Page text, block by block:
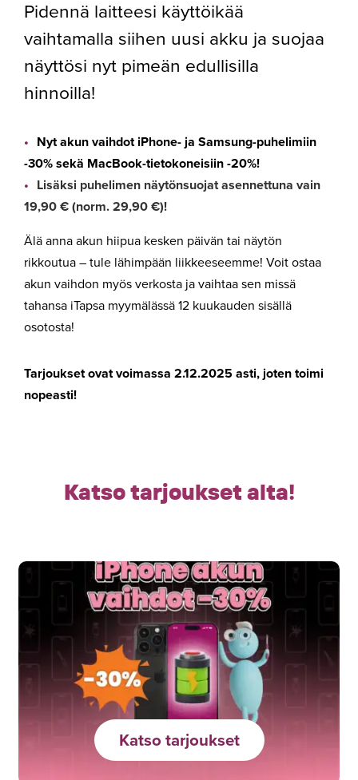
Pidennä laitteesi käyttöikää
vaihtamalla siihen uusi akku ja suojaa
näyttösi nyt pimeän edullisilla
hinnoilla!
Nyt akun vaihdot iPhone- ja Samsung-puhelimiin
-30% sekä MacBook-tietokoneisiin -20%!
Lisäksi puhelimen näytönsuojat asennettuna vain
19,90 € (norm. 29,90 €)!
Älä anna akun hiipua kesken päivän tai näytön
rikkoutua – tule lähimpään liikkeeseemme! Voit ostaa
akun vaihdon myös verkosta ja vaihtaa sen missä
tahansa iTapsa myymälässä 12 kuukauden sisällä
osotosta!
Tarjoukset ovat voimassa 2.12.2025 asti, joten toimi
nopeasti!
Katso tarjoukset alta!
Katso tarjoukset